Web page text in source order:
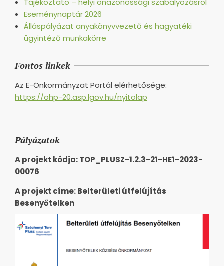
Eseménynaptár 2026
Álláspályázat anyakönyvvezető és hagyatéki
ügyintéző munkakörre
Fontos linkek
Az E-Önkormányzat Portál elérhetősége:
https://ohp-20.asp.lgov.hu/nyitolap
Pályázatok
A projekt kódja: TOP_PLUSZ-1.2.3-21-HE1-2023-
00076
A projekt címe: Belterületi útfelújítás
Besenyőtelken